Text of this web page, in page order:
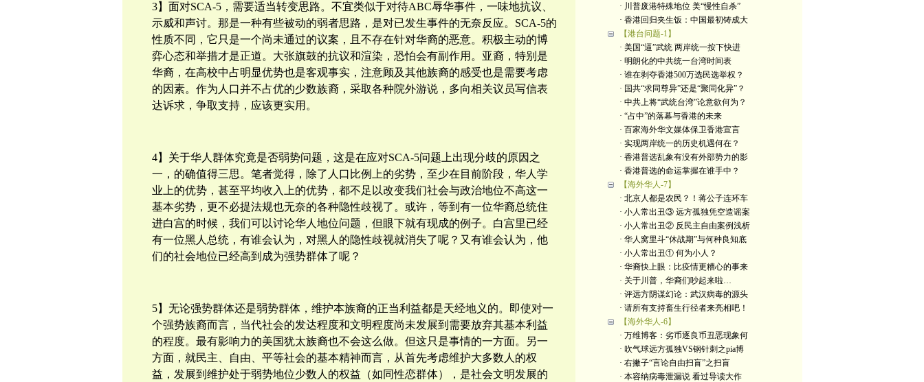
3】面对SCA-5，需要适当转变思路。不宜类似于对待ABC辱华事件， 一味地抗议、
示威和声讨。那是一种有些被动的弱者思路，是对已发生事件的无奈反应。 SCA-5的
性质不同，它 只是一个尚未通过的议案，且不存在针对华裔的恶意。积极主动的博
弈心态和举措才是正道。大张旗鼓的抗议和渲染，恐怕会有副作用。亚裔，特别是
华裔，在高校中占明显优势也是客观事实，注意顾及其他族裔的感受也是需要考虑
的因素。 作为人口并不占优的少数族裔，采取各种院外游说，多向相关议员写信表
达诉求，争取支持，应该更实用。
4】关于华人群体究竟是否弱势问题，这是在应对SCA-5问题上出现分歧的原因之
一，的确值得三思。笔者觉得，除了人口比例上的劣势，至少在目前阶段，华人学
业上的优势，甚至平均收入上的优势，都不足以改变我们社会与政治地位不高这一
基本劣势，更不必提法规也无奈的各种隐性歧视了。或许，等到有一位华裔总统住
进白宫的时候，我们可以讨论华人地位问题，但眼下就有现成的例子。白宫里已经
有一位黑人总统，有谁会认为，对黑人的隐性歧视就消失了呢？又有谁会认为，他
们的社会地位已经高到成为强势群体了呢？
5】无论强势群体还是弱势群体，维护本族裔的正当利益都是天经地义的。
即使对一
个强势族裔而言， 当代社会的发达程度和文明程度尚未发展到需要放弃其基本利益
的程度。最有影响力的美国犹太族裔也不会这么做。但这只是事情的一方面。另一
方面，就民主、自由、平等社会的基本精神而言，从首先考虑维护大多数人的权
益，发展到维护处于弱势地位少数 人的权益（如同性恋群体）
，是社会文明发展的
· 川普废港特殊地位 美“慢性自杀”
· 香港回归夹生饭：中国最初铸成大
【港台问题-1】
· 美国“逼”武统 两岸统一按下快进
· 明朗化的中共统一台湾时间表
· 谁在剥夺香港500万选民选举权？
· 国共“求同尊异”还是“聚同化异”？
· 中共上将“武统台湾”论意欲何为？
· “占中”的落幕与香港的未来
· 百家海外华文媒体保卫香港宣言
· 实现两岸统一的历史机遇何在？
· 香港普选乱象有没有外部势力的影
· 香港普选的命运掌握在谁手中？
【海外华人-7】
· 北京人都是农民？！蒋公子连环车
· 小人常出丑③ 远方孤独凭空造谣案
· 小人常出丑② 反民主自由案例浅析
· 华人窝里斗“休战期”与何种良知底
· 小人常出丑① 何为小人？
· 华裔快上眼：比疫情更糟心的事来
· 关于川普，华裔们吵起来啦…
· 评远方阴谋幻论：武汉病毒的源头
· 请所有支持畜生行径者来亮相吧！
【海外华人-6】
· 万维博客：劣币逐良币丑恶现象何
· 吹气球远方孤独VS钢针刺之pia博
· 右撇子“言论自由扫盲”之扫盲
· 本容纳病毒泄漏说 看过导读大作